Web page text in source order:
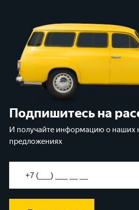
Подпишитесь на
И получайте информацию о наших
предложениях